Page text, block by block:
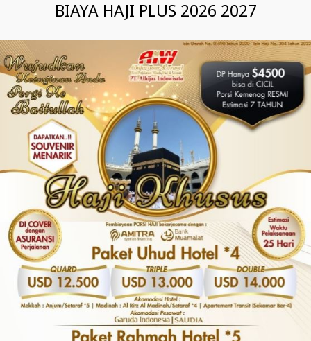
BIAYA HAJI PLUS 2026 2027